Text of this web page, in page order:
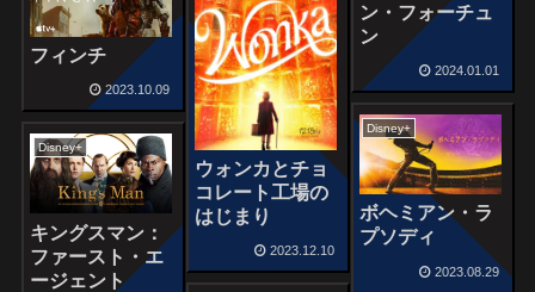
ン・フォーチュ
ン
2024.01.01
ウォンカとチョ
コレート工場の
はじまり
2023.12.10
フィンチ
2023.10.09
Disney+
ボヘミアン・ラ
プソディ
2023.08.29
Disney+
キングスマン：
ファースト・エ
ージェント